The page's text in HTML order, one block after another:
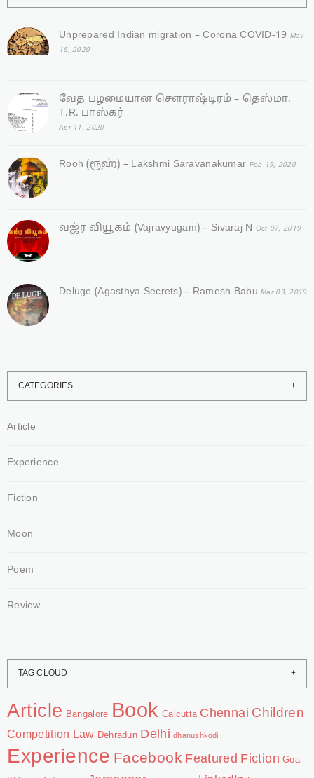
Unprepared Indian migration – Corona COVID-19 May
16, 2020
வேத பழமையான சௌராஷ்டிரம் – தெஸ்மா.
T.R. பாஸ்கர்
Apr 11, 2020
Rooh (ரூஹ்) – Lakshmi Saravanakumar Feb 19, 2020
வஜ்ர‌ வியூகம் (Vajravyugam) – Sivaraj N Oct 07, 2019
Deluge (Agasthya Secrets) – Ramesh Babu Mar 03, 2019
CATEGORIES
Article
Experience
Fiction
Moon
Poem
Review
TAG CLOUD
Article Bangalore Book Calcutta Chennai Children
Competition Law Dehradun Delhi dhanushkodi
Experience Facebook Featured Fiction Goa